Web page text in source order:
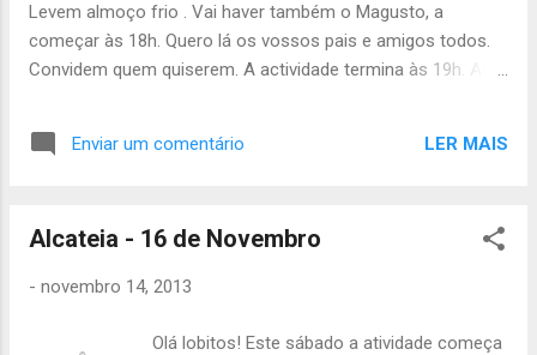
Levem almoço frio . Vai haver também o Magusto, a
começar às 18h. Quero lá os vossos pais e amigos todos.
Convidem quem quiserem. A actividade termina às 19h. Até
Enviar um comentário LER MAIS
Alcateia - 16 de Novembro
- novembro 14, 2013
Olá lobitos! Este sábado a atividade começa